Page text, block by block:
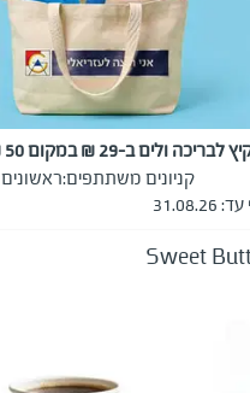
ולים ב-29 ₪ במקום 50 ₪
קניונים משתתפים:ראשונים
Sweet